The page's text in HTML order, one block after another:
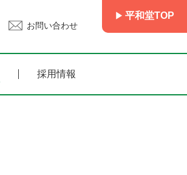
お問い合わせ
平和堂TOP
採用情報